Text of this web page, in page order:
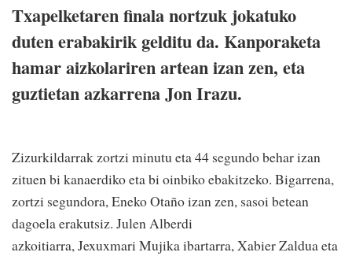
Txapelketaren finala nortzuk jokatuko
duten erabakirik gelditu da. Kanporaketa
hamar aizkolariren artean izan zen, eta
guztietan azkarrena Jon Irazu.
Zizurkildarrak zortzi minutu eta 44 segundo behar izan
zituen bi kanaerdiko eta bi oinbiko ebakitzeko. Bigarrena,
zortzi segundora, Eneko Otaño izan zen, sasoi betean
dagoela erakutsiz. Julen Alberdi
azkoitiarra, Jexuxmari Mujika ibartarra, Xabier Zaldua eta